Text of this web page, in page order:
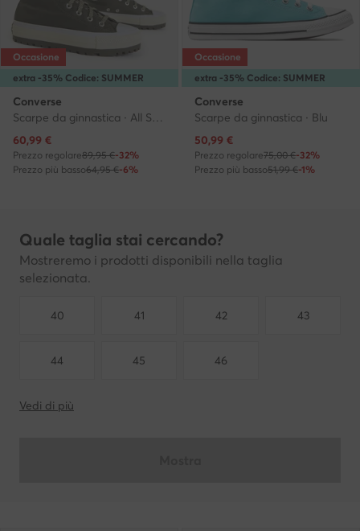
extra -35% Codice: SUMMER
Occasione
Converse
Scarpe da ginnastica · All Star · Marrone
Prezzo attuale
60,99 €
Prezzo regolare89,95 €-32%
Prezzo più basso64,95 €-6%
extra -35% Codice: SUMMER
Occasione
Converse
Scarpe da ginnastica · Blu
Prezzo attuale
50,99 €
Prezzo regolare75,00 €-32%
Prezzo più basso51,99 €-1%
Quale taglia stai cercando?
Mostreremo i prodotti disponibili nella taglia
selezionata.
40 41 42 43
44 45 46
Vedi di più